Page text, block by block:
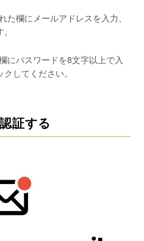
た欄にメールアドレスを入力、
にパスワードを8文字以上で入
してください。
証する